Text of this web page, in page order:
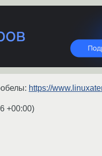
https://
+00:00)